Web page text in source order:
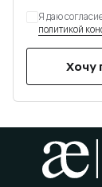
Я даю
политикой
Хочу